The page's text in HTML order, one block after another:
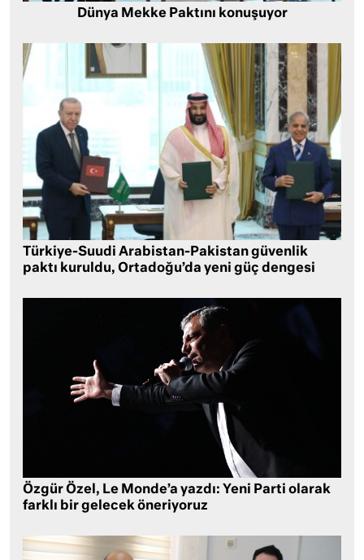
Dünya Mekke Paktını konuşuyor
Türkiye-Suudi Arabistan-Pakistan güvenlik
paktı kuruldu, Ortadoğu’da yeni güç dengesi
Özgür Özel, Le Monde’a yazdı: Yeni Parti olarak
farklı bir gelecek öneriyoruz